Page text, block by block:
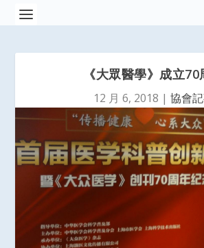
《大眾醫學》成立70
12 月 6, 2018 | 協會